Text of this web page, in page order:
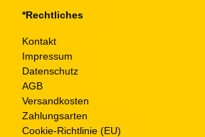
*Rechtliches
Kontakt
Impressum
Datenschutz
AGB
Versandkosten
Zahlungsarten
Cookie-Richtlinie (EU)